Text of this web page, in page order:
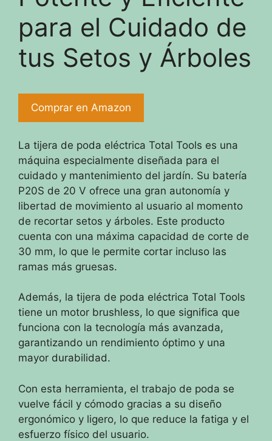
para el Cuidado de
tus Setos y Árboles
Comprar en Amazon
La tijera de poda eléctrica Total Tools es una
máquina especialmente diseñada para el
cuidado y mantenimiento del jardín. Su batería
P20S de 20 V ofrece una gran autonomía y
libertad de movimiento al usuario al momento
de recortar setos y árboles. Este producto
cuenta con una máxima capacidad de corte de
30 mm, lo que le permite cortar incluso las
ramas más gruesas.
Además, la tijera de poda eléctrica Total Tools
tiene un motor brushless, lo que significa que
funciona con la tecnología más avanzada,
garantizando un rendimiento óptimo y una
mayor durabilidad.
Con esta herramienta, el trabajo de poda se
vuelve fácil y cómodo gracias a su diseño
ergonómico y ligero, lo que reduce la fatiga y el
esfuerzo físico del usuario.